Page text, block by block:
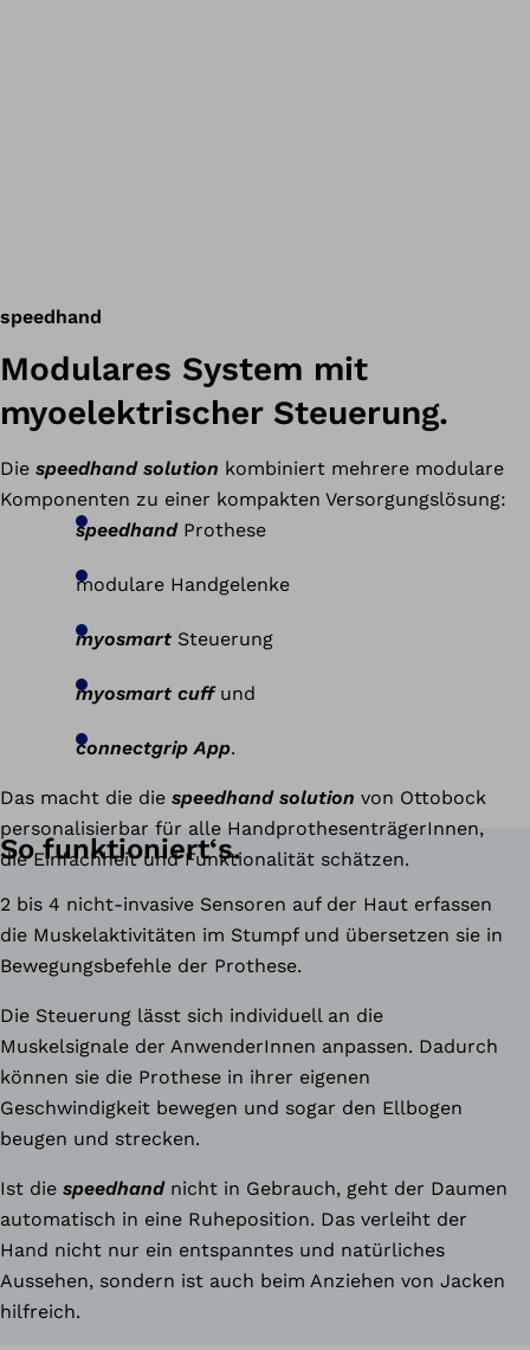
speedhand
Modulares System mit
myoelektrischer Steuerung.
Die speedhand solution kombiniert mehrere modulare
Komponenten zu einer kompakten Versorgungslösung:
speedhand Prothese
modulare Handgelenke
myosmart Steuerung
myosmart cuffund
connectgrip App.
Das macht die die speedhand solution von Ottobock
personalisierbar für alle HandprothesenträgerInnen,
die Einfachheit und Funktionalität schätzen.
So funktioniert‘s.
2 bis 4 nicht-invasive Sensoren auf der Haut erfassen
die Muskelaktivitäten im Stumpf und übersetzen sie in
Bewegungsbefehle der Prothese.
Die Steuerung lässt sich individuell an die
Muskelsignale der AnwenderInnen anpassen. Dadurch
können sie die Prothese in ihrer eigenen
Geschwindigkeit bewegen und sogar den Ellbogen
beugen und strecken.
Ist die speedhandnicht in Gebrauch, geht der Daumen
automatisch in eine Ruheposition. Das verleiht der
Hand nicht nur ein entspanntes und natürliches
Aussehen, sondern ist auch beim Anziehen von Jacken
hilfreich.